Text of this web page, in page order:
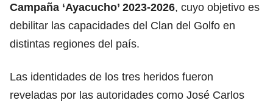
Campaña ‘Ayacucho’ 2023-2026, cuyo objetivo es
debilitar las capacidades del Clan del Golfo en
distintas regiones del país.
Las identidades de los tres heridos fueron
reveladas por las autoridades como José Carlos